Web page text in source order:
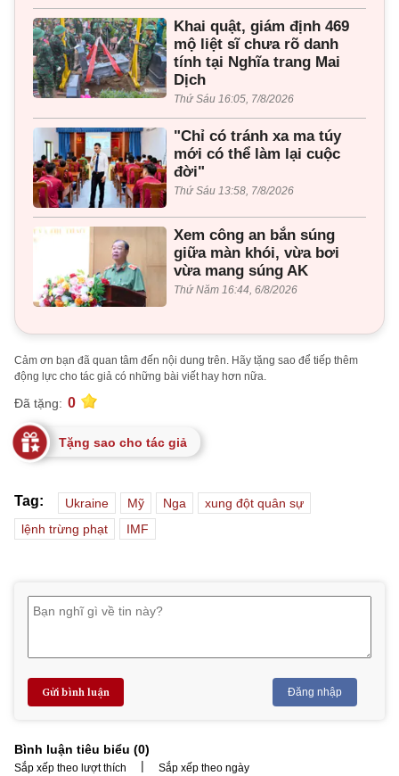
Khai quật, giám định 469
mộ liệt sĩ chưa rõ danh
tính tại Nghĩa trang Mai
Dịch
Thứ Sáu 16:05, 7/8/2026
"Chỉ có tránh xa ma túy
mới có thể làm lại cuộc
đời"
Thứ Sáu 13:58, 7/8/2026
Xem công an bắn súng
giữa màn khói, vừa bơi
vừa mang súng AK
Thứ Năm 16:44, 6/8/2026
Cảm ơn bạn đã quan tâm đến nội dung trên. Hãy tặng sao để tiếp thêm
động lực cho tác giả có những bài viết hay hơn nữa.
Đã tặng: 0
Tặng sao cho tác giả
Tag: Ukraine Mỹ Nga
xung đột quân sự
lệnh trừng phạt
IMF
Gửi bình luận Đăng nhập
Bình luận tiêu biểu (0)
Sắp xếp theo lượt thích | Sắp xếp theo ngày